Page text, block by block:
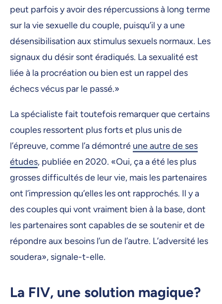
peut parfois y avoir des répercussions à long terme
sur la vie sexuelle du couple, puisqu’il y a une
désensibilisation aux stimulus sexuels normaux. Les
signaux du désir sont éradiqués. La sexualité est
liée à la procréation ou bien est un rappel des
échecs vécus par le passé.»
La spécialiste fait toutefois remarquer que certains
couples ressortent plus forts et plus unis de
l’épreuve, comme l’a démontré une autre de ses
études, publiée en 2020. «Oui, ça a été les plus
grosses difficultés de leur vie, mais les partenaires
ont l’impression qu’elles les ont rapprochés. Il y a
des couples qui vont vraiment bien à la base, dont
les partenaires sont capables de se soutenir et de
répondre aux besoins l’un de l’autre. L’adversité les
soudera», signale-t-elle.
La FIV, une solution magique?